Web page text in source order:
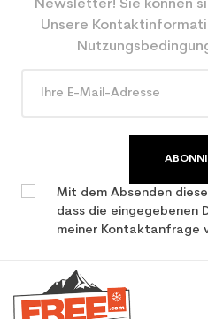
CO2-Einsparungen für
den Planeten (in kg)
Newsletter! Sie können
Unsere
Mit dem Absenden
dass die eingegebenen
meiner Kontaktanfrage